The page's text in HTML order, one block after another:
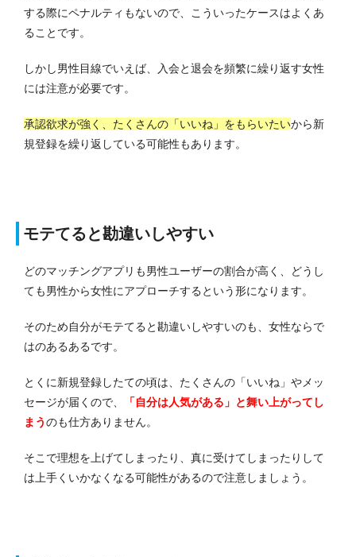
する際にペナルティもないので、こういったケースはよくあ
ることです。
しかし男性目線でいえば、入会と退会を頻繁に繰り返す女性
には注意が必要です。
承認欲求が強く、たくさんの「いいね」をもらいたいから新
規登録を繰り返している可能性もあります。
モテてると勘違いしやすい
どのマッチングアプリも男性ユーザーの割合が高く、どうし
ても男性から女性にアプローチするという形になります。
そのため自分がモテてると勘違いしやすいのも、女性ならで
はのあるあるです。
とくに新規登録したての頃は、たくさんの「いいね」やメッ
セージが届くので、
「自分は人気がある」と舞い上がってし
まうのも仕方ありません。
そこで理想を上げてしまったり、真に受けてしまったりして
は上手くいかなくなる可能性があるので注意しましょう。